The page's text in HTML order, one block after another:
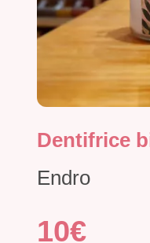
Dentifrice
Endro
10€